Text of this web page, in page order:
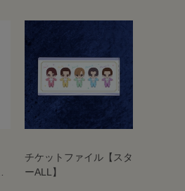
チケットファイル【スタ
ーALL】